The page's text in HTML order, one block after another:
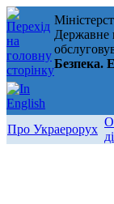
Державне
Безпека.
Про Украерорух